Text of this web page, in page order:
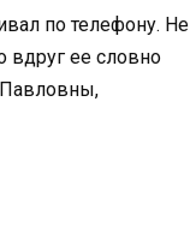
по телефону. Не
вдруг ее словно
Павловны,